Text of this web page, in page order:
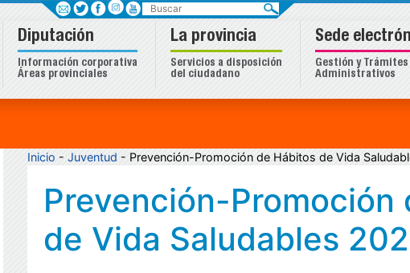
Buscar
Diputación
Información corporativa
Áreas provinciales
La provincia
Servicios a disposición
del ciudadano
Sede
Gestión y Trámites
Administrativos
Inicio - Juventud - Prevención-Promoción de Hábitos de Vida
Prevención-Promoción
de Vida Saludables